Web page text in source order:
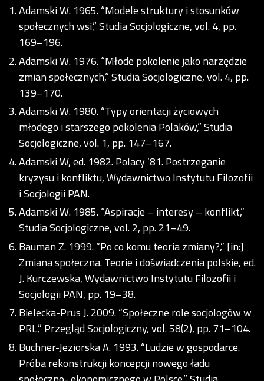
Adamski W. 1965. “Modele struktury i stosunków
społecznych wsi,” Studia Socjologiczne, vol. 4, pp.
169–196.
Adamski W. 1976. “Młode pokolenie jako narzędzie
zmian społecznych,” Studia Socjologiczne, vol. 4, pp.
139–170.
Adamski W. 1980. “Typy orientacji życiowych
młodego i starszego pokolenia Polaków,” Studia
Socjologiczne, vol. 1, pp. 147–167.
Adamski W, ed. 1982. Polacy ’81. Postrzeganie
kryzysu i konfliktu, Wydawnictwo Instytutu Filozofii
i Socjologii PAN.
Adamski W. 1985. “Aspiracje – interesy – konflikt,”
Studia Socjologiczne, vol. 2, pp. 21–49.
Bauman Z. 1999. “Po co komu teoria zmiany?,” [in:]
Zmiana społeczna. Teorie i doświadczenia polskie, ed.
J. Kurczewska, Wydawnictwo Instytutu Filozofii i
Socjologii PAN, pp. 19–38.
Bielecka-Prus J. 2009. “Społeczne role socjologów w
PRL,” Przegląd Socjologiczny, vol. 58(2), pp. 71–104.
Buchner-Jeziorska A. 1993. “Ludzie w gospodarce.
Próba rekonstrukcji koncepcji nowego ładu